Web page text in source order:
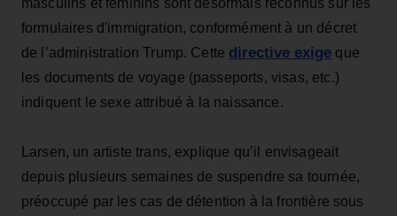
masculins et féminins sont désormais reconnus sur les
formulaires d'immigration, conformément à un décret
de l’administration Trump. Cette directive exige que
les documents de voyage (passeports, visas, etc.)
indiquent le sexe attribué à la naissance.
Larsen, un artiste trans, explique qu’il envisageait
depuis plusieurs semaines de suspendre sa tournée,
préoccupé par les cas de détention à la frontière sous